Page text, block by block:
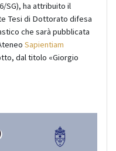
SG), ha attribuito il
Tesi di Dottorato difesa
che sarà pubblicata
Sapientiam
dal titolo «Giorgio